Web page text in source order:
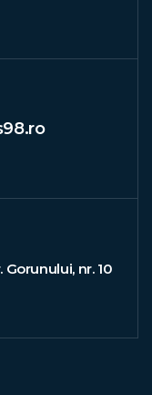
Gorunului, nr. 10